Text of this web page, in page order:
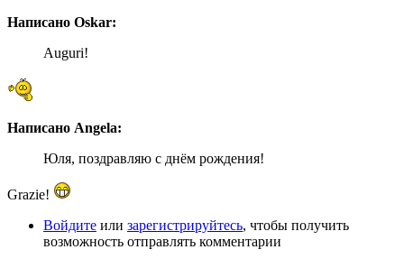
Написано Oskar:
Auguri!
Написано Angela:
Юля, поздравляю с днём рождения!
Grazie!
Войдите или зарегистрируйтесь, чтобы получить
возможность отправлять комментарии